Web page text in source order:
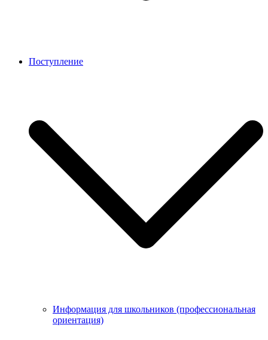
Поступление
Информация для школьников (профессиональная
ориентация)